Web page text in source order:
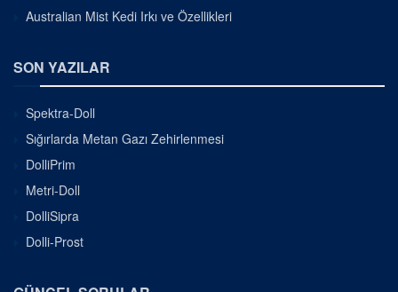
Australian Mist Kedi Irkı ve Özellikleri
SON YAZILAR
Spektra-Doll
Sığırlarda Metan Gazı Zehirlenmesi
DolliPrim
Metri-Doll
DolliSipra
Dolli-Prost